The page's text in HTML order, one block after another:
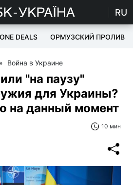
RU
DEALS ОРМУЗСКИЙ ПРОЛИВ
» Война в Украине
"на паузу"
для Украины?
на данный момент
10 мин